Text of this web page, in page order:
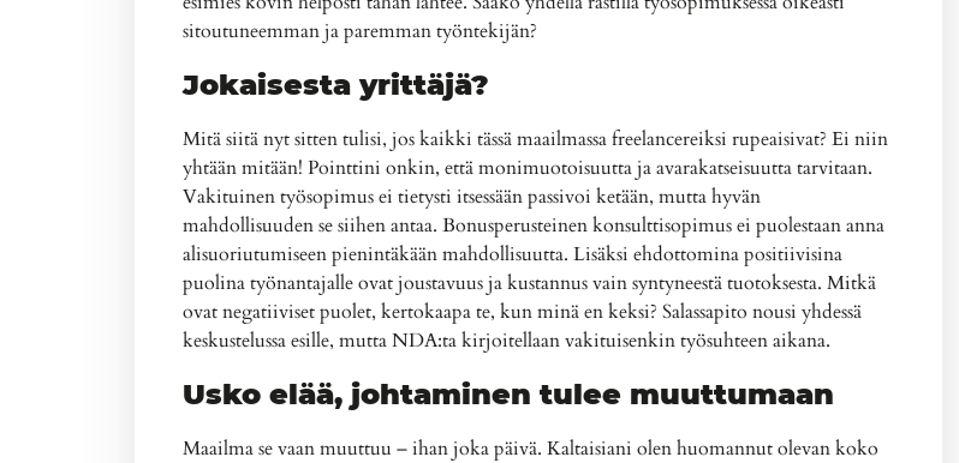
sitoutuneemman ja paremman työntekijän?
Jokaisesta yrittäjä?
Mitä siitä nyt sitten tulisi, jos kaikki tässä maailmassa freelancereiksi rupeaisivat? Ei niin
yhtään mitään! Pointtini onkin, että monimuotoisuutta ja avarakatseisuutta tarvitaan.
Vakituinen työsopimus ei tietysti itsessään passivoi ketään, mutta hyvän
mahdollisuuden se siihen antaa. Bonusperusteinen konsulttisopimus ei puolestaan anna
alisuoriutumiseen pienintäkään mahdollisuutta. Lisäksi ehdottomina positiivisina
puolina työnantajalle ovat joustavuus ja kustannus vain syntyneestä tuotoksesta. Mitkä
ovat negatiiviset puolet, kertokaapa te, kun minä en keksi? Salassapito nousi yhdessä
keskustelussa esille, mutta NDA:ta kirjoitellaan vakituisenkin työsuhteen aikana.
Usko elää, johtaminen tulee muuttumaan
Maailma se vaan muuttuu – ihan joka päivä. Kaltaisiani olen huomannut olevan koko